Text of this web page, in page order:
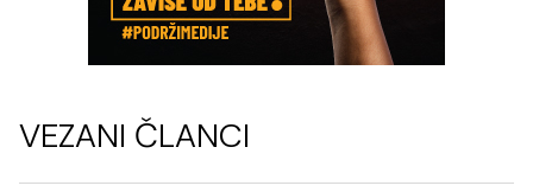
VEZANI ČLANCI